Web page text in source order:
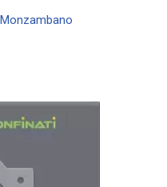
| Monzambano